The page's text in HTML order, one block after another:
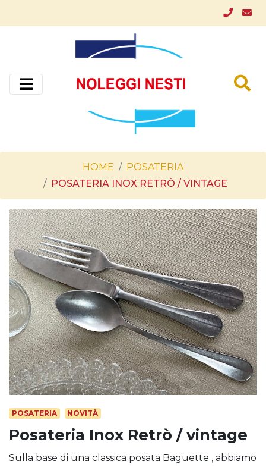
HOME
POSATERIA
POSATERIA INOX RETRÒ / VINTAGE
POSATERIA NOVITÀ
Posateria Inox Retrò / vintage
Sulla base di una classica posata Baguette , abbiamo